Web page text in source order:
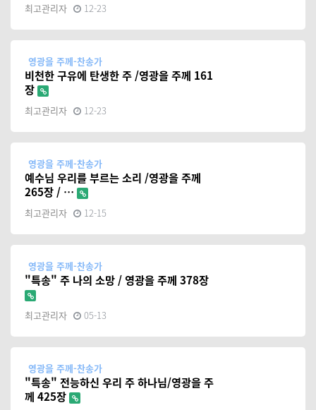
최고관리자 12-23
영광을 주께-찬송가
비천한 구유에 탄생한 주 /영광을 주께 161
장
최고관리자 12-23
영광을 주께-찬송가
예수님 우리를 부르는 소리 /영광을 주께
265장 / …
최고관리자 12-15
영광을 주께-찬송가
"특송" 주 나의 소망 / 영광을 주께 378장
최고관리자 05-13
영광을 주께-찬송가
"특송" 전능하신 우리 주 하나님/영광을 주
께 425장